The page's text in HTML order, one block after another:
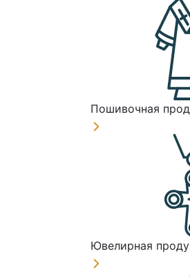
Пошивочная
Ювелирная